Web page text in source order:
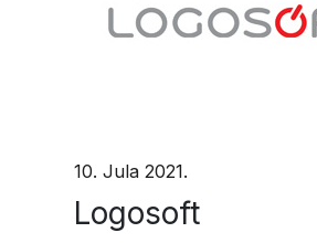
10. Jula 2021.
Logosoft